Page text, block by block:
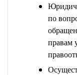
по
правам